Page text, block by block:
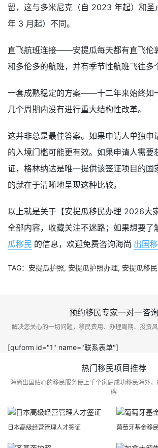
留，这与多米尼克（自 2023 年起）和
年 3 月起）不同。
直飞航班连接——安提瓜每天都有直飞伦
和多伦多的航班，并有季节性航班飞往多
一套成熟稳定的方案——十二年来始终如
几个周期内没有进行重大结构性改革。
这并非总是最佳答案。如果申请人单独申
的入境门槛可能更有效。如果申请人需要
证，格林纳达是唯一提供该签证项目的国
的就在于清晰地呈现这种比较。
以上就是关于【安提瓜移民办理 2026大
全部内容，收藏关注不迷路；如果想要了
瓜移民 的信息，欢迎免费咨询海尚 出国
TAG： 安提瓜护照, 安提瓜护照办理, 安提瓜移民
预约移民专家一对一咨询
解决您关心的一切问题，移民费用、办理周期、投资
[quform id="1" name="联系表单"]
热门移民项目推荐
海尚出国贴心的移民服务使上千个家庭成功移民海外
碑
日本高级经营管理人才签证 葡萄牙基金移民